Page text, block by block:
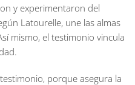
y experimentaron del
Latourelle, une las almas
mismo, el testimonio vincula
porque asegura la